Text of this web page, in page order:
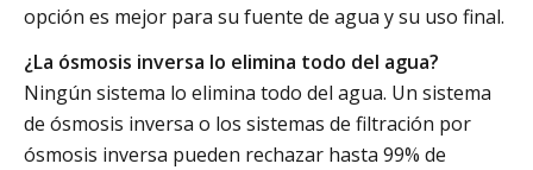
opción es mejor para su fuente de agua y su uso final.
¿La ósmosis inversa lo elimina todo del agua?
Ningún sistema lo elimina todo del agua. Un sistema
de ósmosis inversa o los sistemas de filtración por
ósmosis inversa pueden rechazar hasta 99% de